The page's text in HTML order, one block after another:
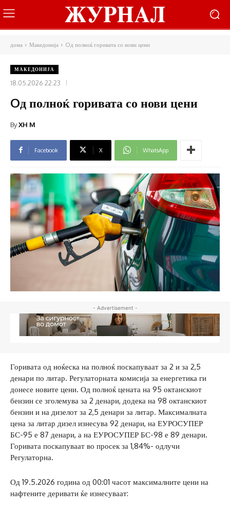
дома Македонија Oд полноќ горивата со нови цени
МАКЕДОНИЈА
18.05.2026 22:23
Oд полноќ горивата со нови цени
ByXH M
Facebook X WhatsApp
- Advertisement -
Горивата од ноќеска на полноќ поскапуваат за 2 и за 2,5
денари по литар. Регулаторната комисија за енергетика ги
донесе новите цени. Од полноќ цената на 95 октанскиот
бензин се зголемува за 2 денари, додека на 98 октанскиот
бензин и на дизелот за 2,5 денари за литар. Максималната
цена за литар дизел изнесува 92 денари, на ЕУРОСУПЕР
БС-95 е 87 денари, а на ЕУРОСУПЕР БС-98 е 89 денари.
Горивата поскапуваат во просек за 1,84%- одлучи
Регулаторна.
Од 19.5.2026 година од 00:01 часот максималните цени на
нафтените деривати ќе изнесуваат: